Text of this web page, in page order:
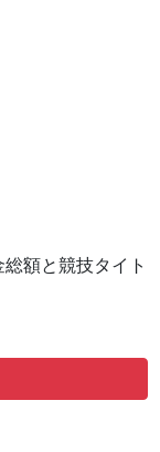
額と競技タイト